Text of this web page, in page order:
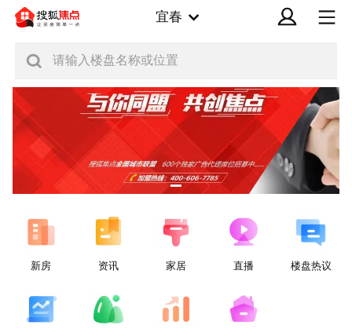
宜春
请输入楼盘名称或位置
新房 资讯 家居 直播 楼盘热议